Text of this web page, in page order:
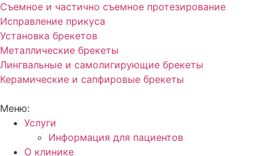
Съемное и частично съемное протезирование
Исправление прикуса
Установка брекетов
Металлические брекеты
Лингвальные и самолигирующие брекеты
Керамические и сапфировые брекеты
Меню:
Услуги
Информация для пациентов
О клинике